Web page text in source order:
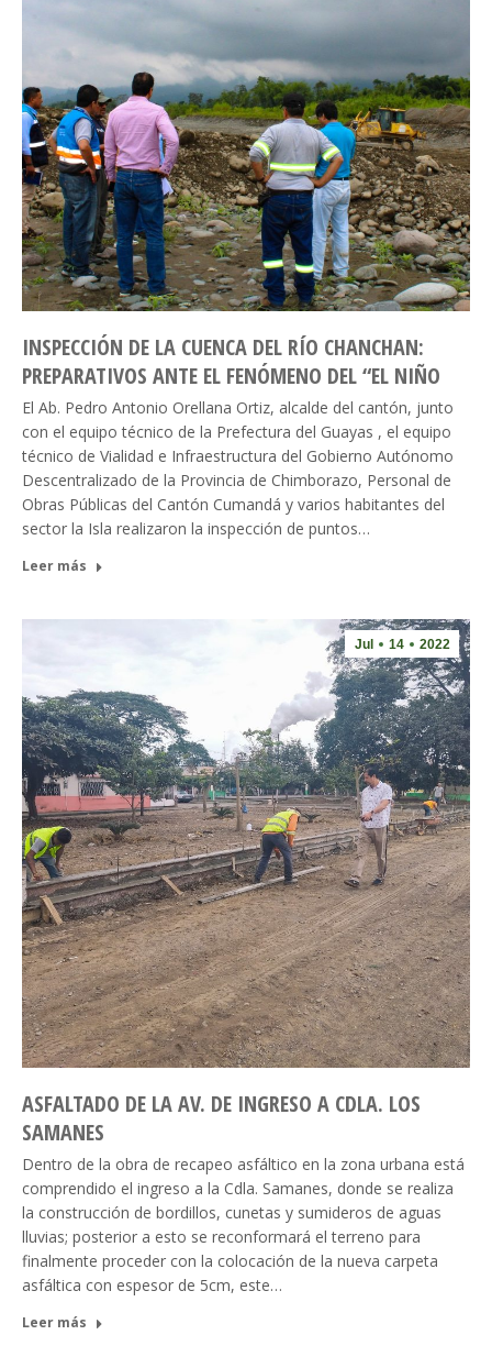
INSPECCIÓN DE LA CUENCA DEL RÍO CHANCHAN:
PREPARATIVOS ANTE EL FENÓMENO DEL “EL NIÑO
El Ab. Pedro Antonio Orellana Ortiz, alcalde del cantón, junto
con el equipo técnico de la Prefectura del Guayas , el equipo
técnico de Vialidad e Infraestructura del Gobierno Autónomo
Descentralizado de la Provincia de Chimborazo, Personal de
Obras Públicas del Cantón Cumandá y varios habitantes del
sector la Isla realizaron la inspección de puntos…
Leer más
Jul 14 2022
ASFALTADO DE LA AV. DE INGRESO A CDLA. LOS
SAMANES
Dentro de la obra de recapeo asfáltico en la zona urbana está
comprendido el ingreso a la Cdla. Samanes, donde se realiza
la construcción de bordillos, cunetas y sumideros de aguas
lluvias; posterior a esto se reconformará el terreno para
finalmente proceder con la colocación de la nueva carpeta
asfáltica con espesor de 5cm, este…
Leer más